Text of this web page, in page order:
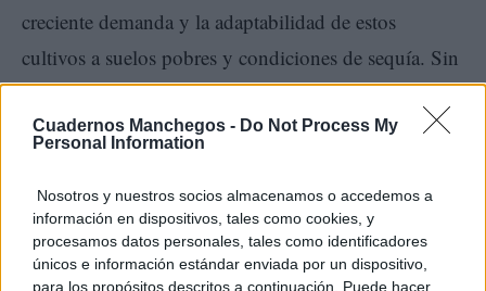
Cuadernos Manchegos - Do Not Process My
Personal Information
Nosotros y nuestros socios almacenamos o accedemos a
información en dispositivos, tales como cookies, y
procesamos datos personales, tales como identificadores
únicos e información estándar enviada por un dispositivo,
para los propósitos descritos a continuación. Puede hacer
creciente demanda y la adaptabilidad de estos
cultivos a suelos pobres y condiciones de sequía. Sin
embargo, factores relacionados con el cambio
climático, la introducción de nuevas amenazas
emergencia de plagas secundarias y los nuevos
sistemas de producción están provocando cambios
drásticos en su problemática fitosanitaria. Con este